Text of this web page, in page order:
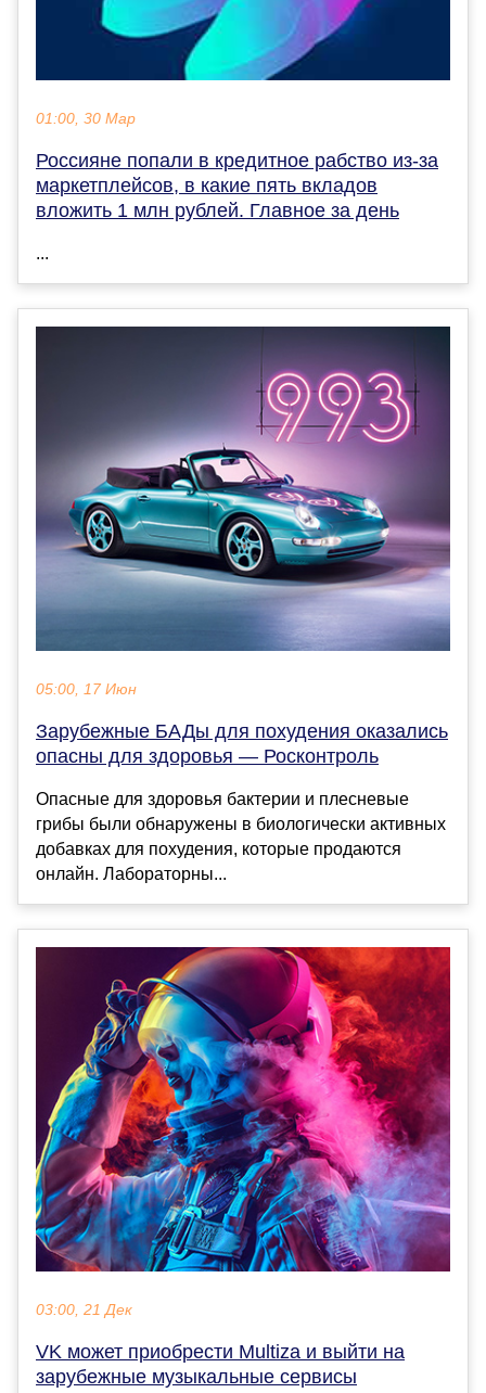
01:00, 30 Мар
Россияне попали в кредитное рабство из-за
маркетплейсов, в какие пять вкладов
вложить 1 млн рублей. Главное за день
...
05:00, 17 Июн
Зарубежные БАДы для похудения оказались
опасны для здоровья — Росконтроль
Опасные для здоровья бактерии и плесневые
грибы были обнаружены в биологически активных
добавках для похудения, которые продаются
онлайн. Лабораторны...
03:00, 21 Дек
VK может приобрести Multiza и выйти на
зарубежные музыкальные сервисы